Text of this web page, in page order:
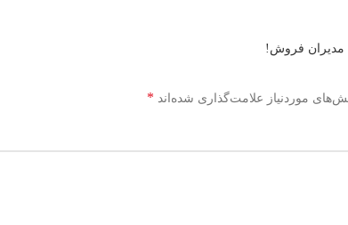
موردنیاز علامت‌گذاری شده‌اند *